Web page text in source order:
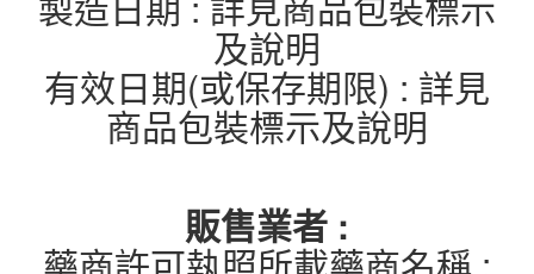
及說明
有效日期(或保存期限) : 詳見
商品包裝標示及說明
販售業者 :